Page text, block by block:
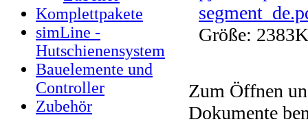
Komplettpakete
simLine -
Hutschienensystem
Bauelemente und
Controller
Zubehör
Größe:
Zum Öffnen
Dokumente